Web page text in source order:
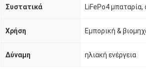
Συστατικά
Χρήση
Δύναμη ηλιακή ενέργεια